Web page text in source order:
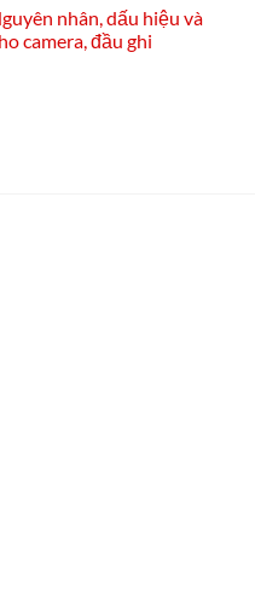
nhân, dấu hiệu và
camera, đầu ghi